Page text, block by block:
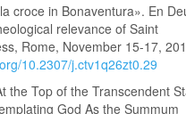
croce in Bonaventura». En
relevance of Saint
Rome, November 15-17,
10.2307/j.ctv1q26zt0.29
the Top of the Transcendent
God As the Summum